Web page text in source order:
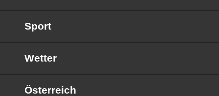
Sport
Wetter
Österreich